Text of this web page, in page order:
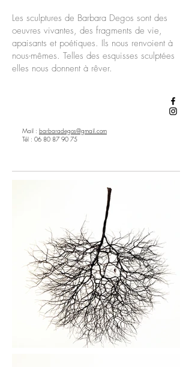
Les sculptures de Barbara Degos sont des
oeuvres vivantes, des fragments de vie,
apaisants et poétiques. Ils nous renvoient à
nous-mêmes. Telles des esquisses sculptées
elles nous donnent à rêver.
Mail : barbaradegos@gmail.com
Tél : 06 80 87 90 75